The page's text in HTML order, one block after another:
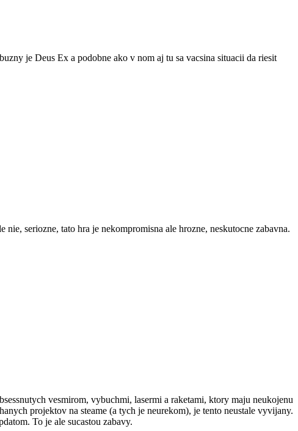
je Deus Ex a podobne ako v nom aj tu sa vacsina situacii da riesit
seriozne, tato hra je nekompromisna ale hrozne, neskutocne zabavna.
vesmirom, vybuchmi, lasermi a raketami, ktory maju neukojenu
projektov na steame (a tych je neurekom), je tento neustale vyvijany.
To je ale sucastou zabavy.